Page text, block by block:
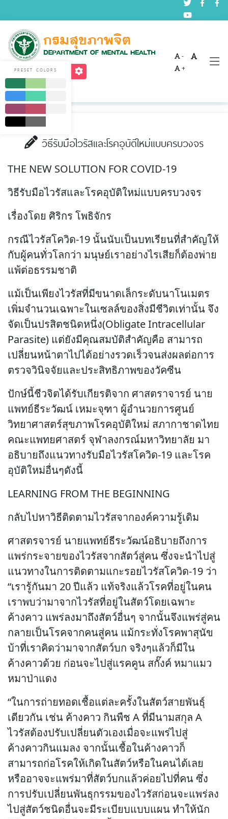
-
+
บทความด้านสุขภาพจิต
Home บริการ
วิธีรับมือไวรัสและโรคอุบัติใหม่แบบครบวงจร
THE NEW SOLUTION FOR COVID-19
วิธีรับมือไวรัสและโรคอุบัติใหม่แบบครบวงจร
เรื่องโดย ศิริกร โพธิจักร
กรณีไวรัสโควิด-19 นั้นนับเป็นบทเรียนที่สำคัญให้
กับผู้คนทั่วโลกว่า มนุษย์เราอย่างไรเสียก็ต้องพ่าย
แพ้ต่อธรรมชาติ
แม้เป็นเพียงไวรัสที่มีขนาดเล็กระดับนาโนเมตร
เพิ่มจำนวนเฉพาะในเซลล์ของสิ่งมีชีวิตเท่านั้น จึง
จัดเป็นปรสิตชนิดหนึ่ง(Obligate Intracellular
Parasite) แต่ยังมีคุณสมบัติสำคัญคือ สามารถ
เปลี่ยนหน้าตาไปได้อย่างรวดเร็วจนส่งผลต่อการ
ตรวจวินิจจัยและประสิทธิภาพของวัคซีน
ปักษ์นี้ชีวจิตได้รับเกียรติจาก ศาสตราจารย์ นาย
แพทย์ธีระวัฒน์ เหมะจุฑา ผู้อำนวยการศูนย์
วิทยาศาสตร์สุขภาพโรคอุบัติใหม่ สภากาชาดไทย
คณะแพทยศาสตร์ จุฬาลงกรณ์มหาวิทยาลัย มา
อธิบายถึงแนวทางรับมือไวรัสโควิด-19 และโรค
อุบัติใหม่อื่นๆดังนี้
LEARNING FROM THE BEGINNING
กลับไปหาวิธีติดตามไวรัสจากองค์ความรู้เดิม
ศาสตรจารย์ นายแพทย์ธีระวัฒน์อธิบายถึงการ
แพร่กระจายของไวรัสจากสัตว์สู่คน ซึ่งจะนำไปสู่
แนวทางในการติดตามแกะรอยไวรัสโควิด-19 ว่า
“เรารู้กันมา 20 ปีแล้ว แท้จริงแล้วโรคที่อยู่ในคน
เราพบว่ามาจากไวรัสที่อยู่ในสัตว์โดยเฉพาะ
ค้างคาว แพร่ลงมาถึงสัตว์อื่นๆ จากนั้นจึงแพร่สู่คน
กลายเป็นโรคจากคนสู่คน แม้กระทั่งโรคพาสุนัข
บ้าที่เราคิดว่ามาจากสัตว์บก จริงๆแล้วก็มีใน
ค้างคาวด้วย ก่อนจะไปสู่แรคคูน สกั๊งค์ หมาแมว
หมาป่าแดง
“ในการถ่ายทอดเชื้อแต่ละครั้งในสัตว์สายพันธุ์
เดียวกัน เช่น ค้างคาว กินพืช A ที่มีนามสกุล A
ไวรัสต้องปรับเปลี่ยนตัวเองเมื่อจะแพร่ไปสู่
ค้างคาวกินแมลง จากนั้นเชื้อในค้างคาวก็
สามารถก่อโรคให้เกิดในสัตว์หรือในคนได้เลย
หรืออาจจะแพร่มาที่สัตว์บกแล้วค่อยไปที่คน ซึ่ง
การปรับเปลี่ยนพันธุกรรมของไวรัสก่อนจะแพร่ลง
ไปสู่สัตว์ชนิดอื่นจะมีระเบียบแบบแผน ทำให้นัก
PRESET COLORS